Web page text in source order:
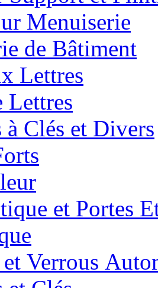
Menuiserie
de Bâtiment
Lettres
Lettres
Clés et Divers
et Portes
et Verrous